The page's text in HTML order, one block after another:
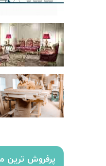
پرفروش ترین